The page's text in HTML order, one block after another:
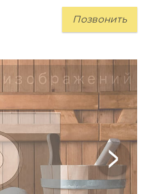
Позвонить